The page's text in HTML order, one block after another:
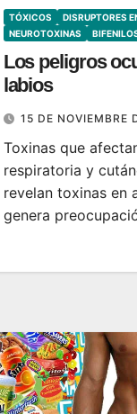
TÓXICOS DISRUPTORES
NEUROTOXINAS
Los peligros
labios
15 DE NOVIEMBRE
Toxinas que
respiratoria y
revelan toxinas en
genera